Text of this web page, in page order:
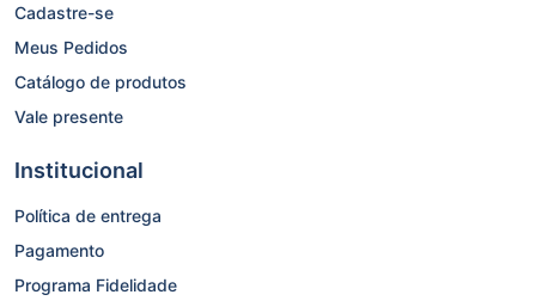
Cadastre-se
Meus Pedidos
Catálogo de produtos
Vale presente
Institucional
Política de entrega
Pagamento
Programa Fidelidade